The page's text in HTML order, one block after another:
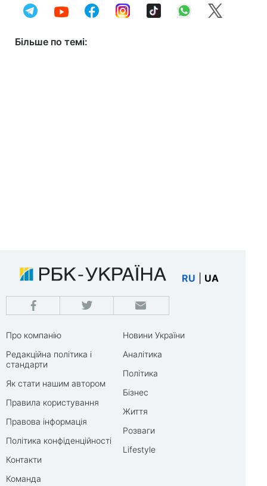
Більше по темі:
RU UA
Про компанію
Редакційна політика і
стандарти
Як стати нашим автором
Правила користування
Правова інформація
Політика конфіденційності
Контакти
Команда
Новини України
Аналітика
Політика
Бізнес
Життя
Розваги
Lifestyle